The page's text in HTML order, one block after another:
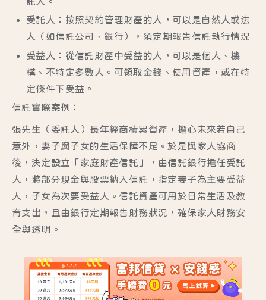
受託人 ：按照契約管理財產的人，可以是自然人或法
人（如信託公司、銀行），須定期報告信託執行情況
受益人
：從信託財產中受益的人，可以是個人、機
構、不特定多數人。可領取金錢、使用資產，或在特
定條件下受益。
信託實際案例：
張先生（ 委託人 ）長年經商積累資產，擔心未來若自己
意外，妻子與子女的生活保障不足。於是與家人協商
後，決定設立「家庭財產信託」，由信託銀行擔任受託
人 ，將部分現金與股票納入信託，指定妻子為主要受益
人 ，子女為次要受益人。信託資產可用於日常生活及教
育支出，且由銀行定期報告財務狀況，確保家人財務安
全與透明。